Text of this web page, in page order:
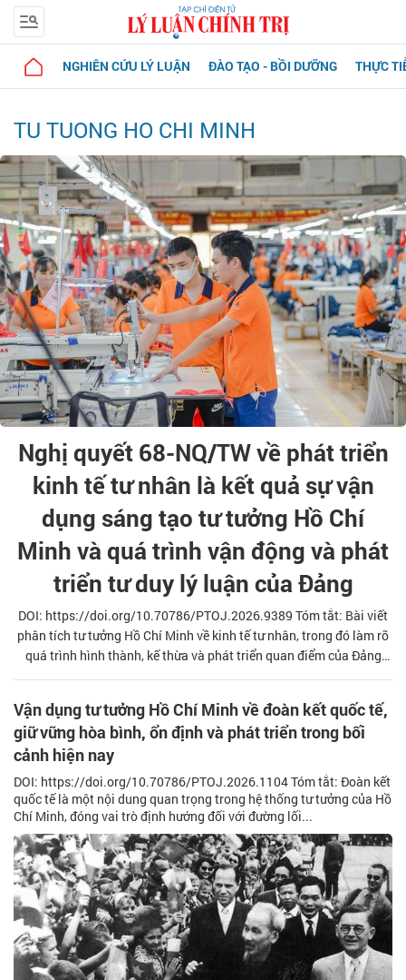
NGHIÊN CỨU LÝ LUẬN ĐÀO TẠO - BỒI DƯỠNG THỰC
TU TUONG HO CHI MINH
Nghị quyết 68-NQ/TW về phát triển
kinh tế tư nhân là kết quả sự vận
dụng sáng tạo tư tưởng Hồ Chí
Minh và quá trình vận động và phát
triển tư duy lý luận của Đảng
DOI: https://doi.org/10.70786/PTOJ.2026.9389 Tóm tắt: Bài viết
phân tích tư tưởng Hồ Chí Minh về kinh tế tư nhân, trong đó làm rõ
quá trình hình thành, kế thừa và phát triển quan điểm của Đảng
sách trong bối cảnh Việt Nam bước vào kỷ nguyên phát triển mới.
Qua đó, bài viết góp phần khẳng định giá trị thời đại của tư tưởng
Hồ Chí Minh và tính đúng đắn, sáng tạo của đường lối phát triển ki
Vận dụng tư tưởng Hồ Chí Minh về đoàn kết quốc tế,
giữ vững hòa bình, ổn định và phát triển trong bối
cảnh hiện nay
DOI: https://doi.org/10.70786/PTOJ.2026.1104 Tóm tắt: Đoàn kết
quốc tế là một nội dung quan trọng trong hệ thống tư tưởng của Hồ
Chí Minh, đóng vai trò định hướng đối với đường lối...